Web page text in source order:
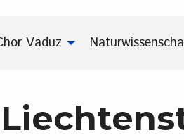
Vaduz